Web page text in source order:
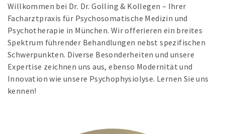
Willkommen bei Dr. Dr. Golling & Kollegen – Ihrer
Facharztpraxis für Psychosomatische Medizin und
Psychotherapie in München. Wir offerieren ein breites
Spektrum führender Behandlungen nebst spezifischen
Schwerpunkten. Diverse Besonderheiten und unsere
Expertise zeichnen uns aus, ebenso Modernität und
Innovation wie unsere Psychophysiolyse. Lernen Sie uns
kennen!